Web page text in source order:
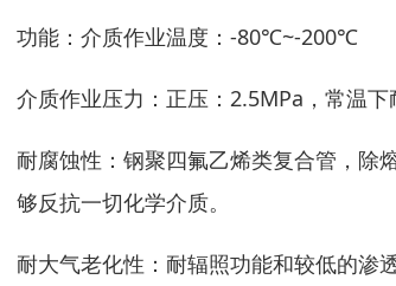
功能：介质作业温度：-80℃~-200℃
介质作业压力：正压：2.5MPa，常温下
耐腐蚀性：钢聚四氟乙烯类复合管，除
够反抗一切化学介质。
耐大气老化性：耐辐照功能和较低的渗